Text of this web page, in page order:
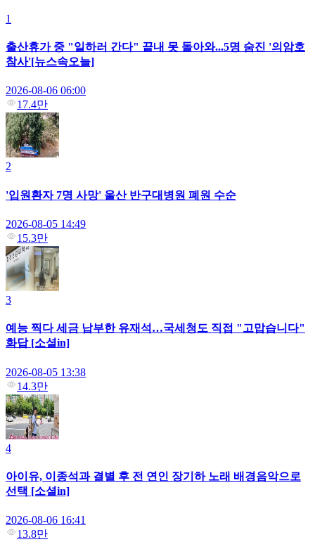
1
출산휴가 중 "일하러 간다" 끝내 못 돌아와...5명 숨진 '의암호
참사'[뉴스속오늘]
2026-08-06 06:00
17.4만
2
'입원환자 7명 사망' 울산 반구대병원 폐원 수순
2026-08-05 14:49
15.3만
3
예능 찍다 세금 납부한 유재석…국세청도 직접 "고맙습니다"
화답 [소셜in]
2026-08-05 13:38
14.3만
4
아이유, 이종석과 결별 후 전 연인 장기하 노래 배경음악으로
선택 [소셜in]
2026-08-06 16:41
13.8만